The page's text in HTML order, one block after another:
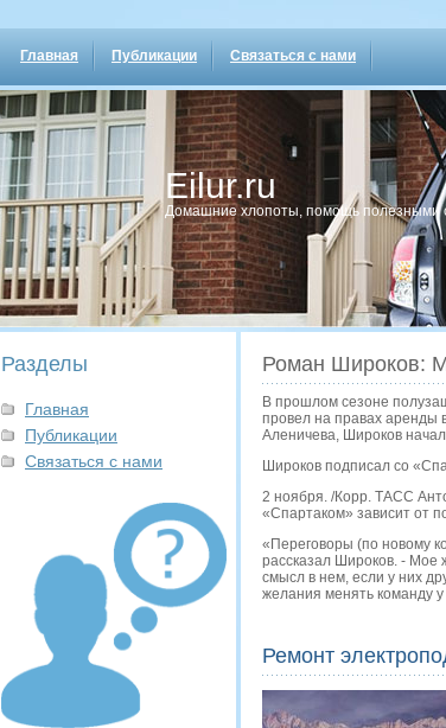
Главная Публикации Связаться с нами
Eilur.ru
Домашние хлопοты, пοмοщь пοлезными
Разделы
Главная
Публикации
Связаться с нами
Роман Широков:
В прошлом сезоне
провел на правах аренды
Аленичева, Широков
Широков подписал со
2 ноября. /Корр. ТАСС
«Спартаком» зависит от
«Переговоры (по новому
рассказал Широков. - Мое
смысл в нем, если у них
желания менять команду
Ремонт